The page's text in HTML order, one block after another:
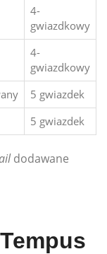
4-
gwiazdkowy
4-
gwiazdkowy
5 gwiazdek
5 gwiazdek
dodawane